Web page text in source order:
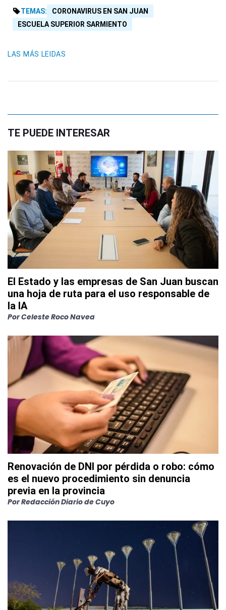
TEMAS:
CORONAVIRUS EN SAN JUAN
ESCUELA SUPERIOR SARMIENTO
LAS MÁS LEIDAS
TE PUEDE INTERESAR
El Estado y las empresas de San Juan buscan
una hoja de ruta para el uso responsable de
la IA
PorCeleste Roco Navea
Renovación de DNI por pérdida o robo: cómo
es el nuevo procedimiento sin denuncia
previa en la provincia
PorRedacción Diario de Cuyo